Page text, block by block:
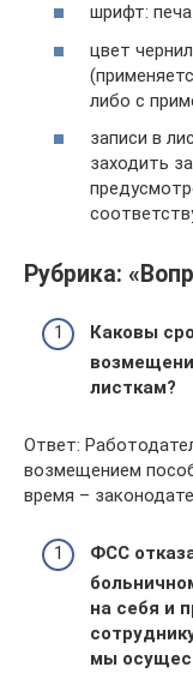
шрифт:
цвет
либо с
записи в
заходить
Рубрика:
Каковы
листкам?
Ответ:
возмещением
время –
ФСС
на себя и
мы